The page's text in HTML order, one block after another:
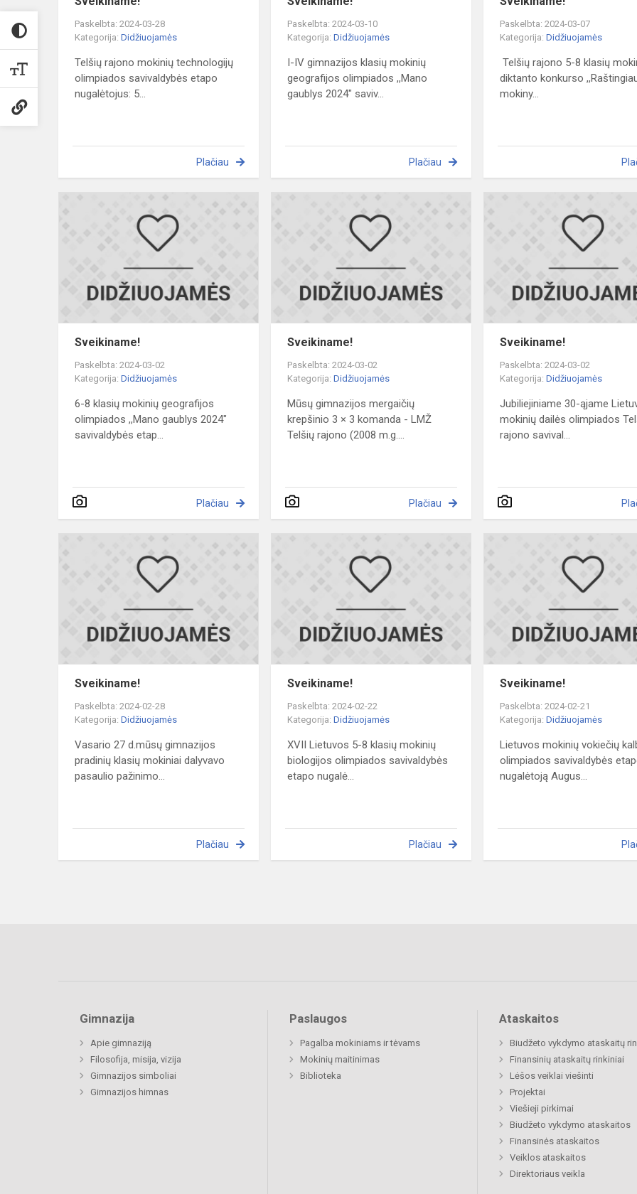
Paskelbta: 2024-03-28
Kategorija: Didžiuojamės
Telšių rajono mokinių technologijų
olimpiados savivaldybės etapo
nugalėtojus: 5...
Plačiau
Paskelbta: 2024-03-10
Kategorija:Didžiuojamės
I-IV gimnazijos klasių mokinių
geografijos olimpiados ,,Mano
gaublys 2024" saviv...
Plačiau
Paskelbta: 2024-03-07
Kategorija:Didžiuojamės
Telšių rajono 5-8 klasių
diktanto konkurso
mokiny...
Sveikiname!
Paskelbta: 2024-03-02
Kategorija: Didžiuojamės
6-8 klasių mokinių geografijos
olimpiados ,,Mano gaublys 2024"
savivaldybės etap...
Plačiau
Sveikiname!
Paskelbta: 2024-03-02
Kategorija:Didžiuojamės
Mūsų gimnazijos mergaičių
krepšinio 3 × 3 komanda - LMŽ
Telšių rajono (2008 m.g....
Plačiau
Sveikiname!
Paskelbta: 2024-03-02
Kategorija:Didžiuojamės
Jubiliejiniame 30-ąjame
mokinių dailės olimpiados
rajono savival...
Sveikiname!
Paskelbta: 2024-02-28
Kategorija: Didžiuojamės
Vasario 27 d.mūsų gimnazijos
pradinių klasių mokiniai dalyvavo
pasaulio pažinimo...
Plačiau
Sveikiname!
Paskelbta: 2024-02-22
Kategorija:Didžiuojamės
XVII Lietuvos 5-8 klasių mokinių
biologijos olimpiados savivaldybės
etapo nugalė...
Plačiau
Sveikiname!
Paskelbta: 2024-02-21
Kategorija:Didžiuojamės
Lietuvos mokinių vokiečių
olimpiados savivaldybės
nugalėtoją Augus...
Gimnazija
Apie gimnaziją
Filosofija, misija, vizija
Gimnazijos simboliai
Gimnazijos himnas
Paslaugos
Pagalba mokiniams ir tėvams
Mokinių maitinimas
Biblioteka
Ataskaitos
Biudžeto vykdymo ataskaitų
Finansinių ataskaitų rinkiniai
Lėšos veiklai viešinti
Projektai
Viešieji pirkimai
Biudžeto vykdymo ataskaitos
Finansinės ataskaitos
Veiklos ataskaitos
Direktoriaus veikla